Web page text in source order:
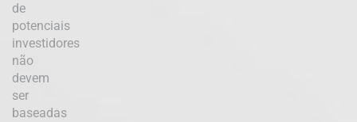
de
potenciais
investidores
não
devem
ser
baseadas